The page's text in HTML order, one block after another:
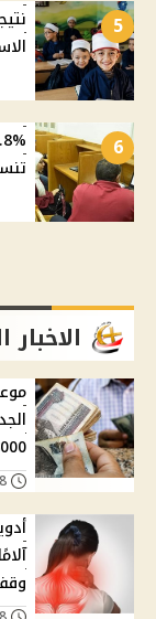
5
6
تنسيق
الاخبار
8000